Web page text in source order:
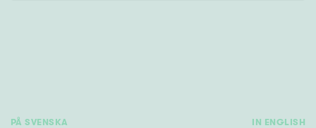
PÅ SVENSKA IN ENGLISH